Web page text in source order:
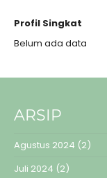
Profil Singkat
Belum ada data
ARSIP
Agustus 2024 (2)
Juli 2024 (2)